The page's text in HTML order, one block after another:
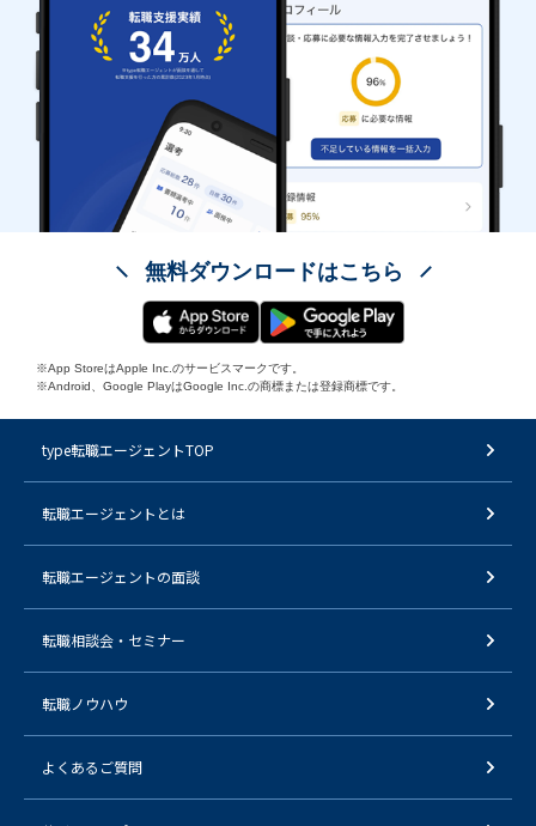
無料ダウンロードはこちら
※App StoreはApple Inc.のサービスマークです。
※Android、Google PlayはGoogle Inc.の商標または登録商標です。
type転職エージェントTOP
転職エージェントとは
転職エージェントの面談
転職相談会・セミナー
転職ノウハウ
よくあるご質問